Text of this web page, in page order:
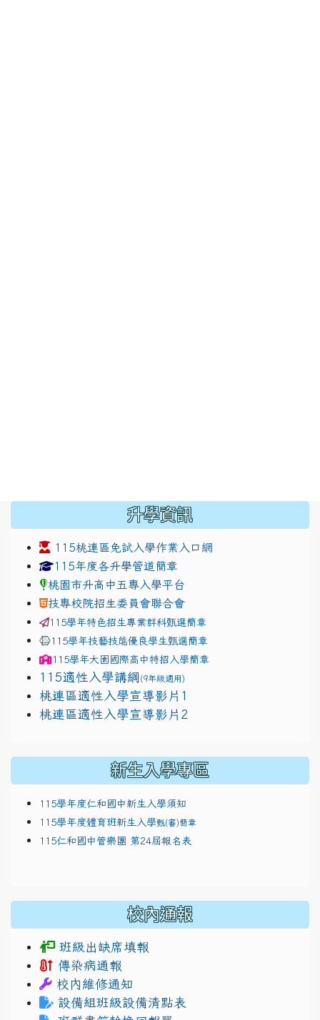
升學資訊
115桃連區免試入學作業入口網
link to https://www.jhjhs.tyc.edu.tw/modules/
115年度各升學管道簡章
桃園市升高中五專入學平台
技專校院招生委員會聯合會
115學年特色招生專業群科甄選簡章
115學年技藝技能優良學生甄選簡章
115學年大園國際高中特招入學簡章
115適性入學講綱 (9年級適用)
link to https://docs.google.com/presentation/
桃連區適性入學宣導影片1
link to https://docs.google.com/presentation/
桃連區適性入學宣導影片2
新生入學專區
115學年度仁和國中新生入學須知
115學年度體育班新生入學甄(審)簡章
115仁和國中管樂團 第24屆報名表
校內通報
班級出缺席填報
傳染病通報
校內維修通知
設備組班級設備清點表